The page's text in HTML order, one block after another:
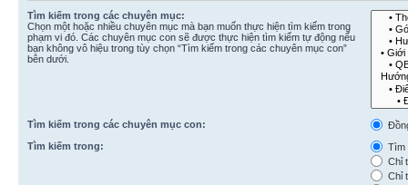
Tìm kiếm trong các chuyên mục:
Chọn một hoặc nhiều chuyên mục mà bạn muốn thực hiện tìm kiếm trong
phạm vi đó. Các chuyên mục con sẽ được thực hiện tìm kiếm tự động nếu
bạn không vô hiệu trong tùy chọn “Tìm kiếm trong các chuyên mục con”
bên dưới.
Tìm kiếm trong các chuyên mục con:
Tìm kiếm trong:
Tìm
Chỉ
Chỉ